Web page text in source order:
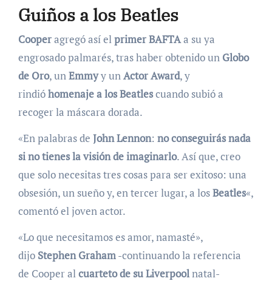
Guiños a los Beatles
Cooperagregó así elprimer BAFTAa su ya
engrosado palmarés, tras haber obtenido un Globo
de Oro, unEmmyy unActor Award, y
rindióhomenaje a los Beatlescuando subió a
recoger la máscara dorada.
«En palabras de John Lennon: no conseguirás nada
si no tienes la visión de imaginarlo. Así que, creo
que solo necesitas tres cosas para ser exitoso: una
obsesión, un sueño y, en tercer lugar, a losBeatles«,
comentó el joven actor.
«Lo que necesitamos es amor, namasté»,
dijo Stephen Graham-continuando la referencia
de Cooper alcuarteto de su Liverpoolnatal-